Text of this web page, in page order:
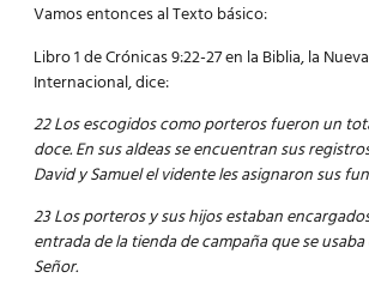
Vamos entonces al Texto básico:
Libro 1 de Crónicas 9:22-27 en la Biblia, la
Internacional, dice:
22 Los escogidos como porteros fueron un
doce. En sus aldeas se encuentran sus
David y Samuel el vidente les asignaron sus
23 Los porteros y sus hijos estaban
entrada de la tienda de campaña que se
Señor.